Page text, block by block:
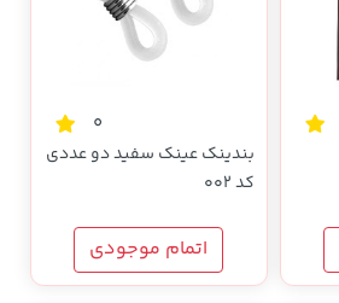
0
بندینک عینک سفید دو عددی
کد 002
اتمام موجودی